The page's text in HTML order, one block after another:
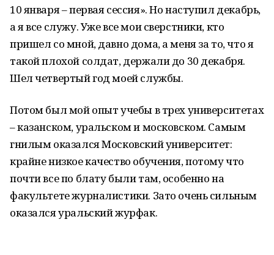
10 января – первая сессия». Но наступил декабрь,
а я все служу. Уже все мои сверстники, кто
пришел со мной, давно дома, а меня за то, что я
такой плохой солдат, держали до 30 декабря.
Шел четвертый год моей службы.
Потом был мой опыт учебы в трех университетах
– казанском, уральском и московском. Самым
гнилым оказался Московский университет:
крайне низкое качество обучения, потому что
почти все по блату были там, особенно на
факультете журналистики. Зато очень сильным
оказался уральский журфак.